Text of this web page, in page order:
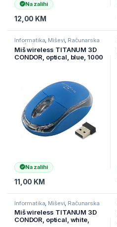
Na zalihi
12,00 KM
Informatika, Miševi, Računarska
periferija
Miš wireless TITANUM 3D
CONDOR, optical, blue, 1000
Na zalihi
11,00 KM
Informatika Miševi Računarska
periferija
Miš wireless TITANUM 3D
CONDOR, optical, white,